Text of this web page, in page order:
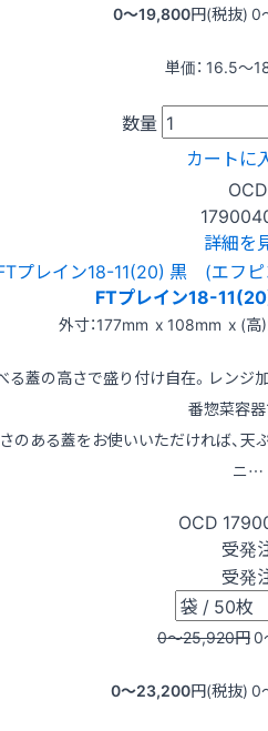
0〜19,800円(税抜) 0
単価： 16.5〜
数量
カートに
OCD
詳細を
FTプレイン18-
外寸：177mm x 108mm x (高
る蓋の高さで盛り付け自在。レンジ
番惣菜容器
のある蓋をお使いいただければ、天
ニ…
OCD
受発
受発
0〜25,920円0
0〜23,200円(税抜) 0